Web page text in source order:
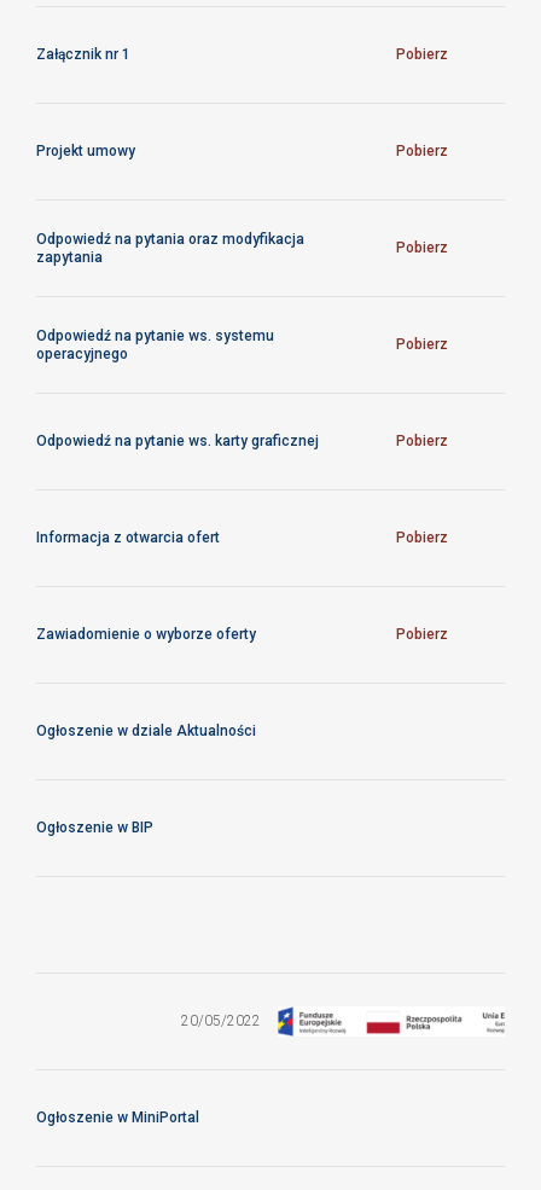
Załącznik nr 1 Pobierz
Projekt umowy Pobierz
Odpowiedź na pytania oraz modyfikacja
zapytania
Pobierz
Odpowiedź na pytanie ws. systemu
operacyjnego
Pobierz
Odpowiedź na pytanie ws. karty graficznej Pobierz
Informacja z otwarcia ofert Pobierz
Zawiadomienie o wyborze oferty Pobierz
Ogłoszenie w dziale Aktualności
Ogłoszenie w BIP
CFT PAN
20/05/2022
Ogłoszenie w MiniPortal